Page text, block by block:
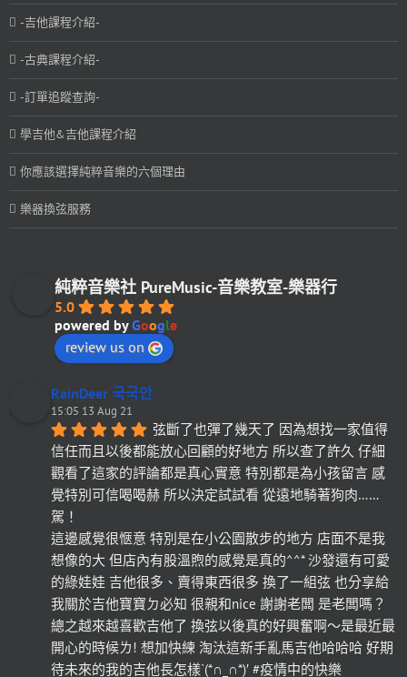
-吉他課程介紹-
-古典課程介紹-
-訂單追蹤查詢-
學吉他&吉他課程介紹
你應該選擇純粹音樂的六個理由
樂器換弦服務
純粹音樂社 PureMusic-音樂教室-樂器行
5.0
powered byGoogle
review us on
RainDeer 국국안
15:05 13 Aug 21
弦斷了也彈了幾天了 因為想找一家值得
信任而且以後都能放心回顧的好地方 所以查了許久 仔細
觀看了這家的評論都是真心實意 特別都是為小孩留言 感
覺特別可信喝喝赫 所以決定試試看 從遠地騎著狗肉……
駕！
這邊感覺很愜意 特別是在小公園散步的地方 店面不是我
想像的大 但店內有股溫煦的感覺是真的^^* 沙發還有可愛
的綠娃娃 吉他很多、賣得東西很多 換了一組弦 也分享給
我關於吉他寶寶ㄉ必知 很親和nice 謝謝老闆 是老闆嗎？
總之越來越喜歡吉他了 換弦以後真的好興奮啊～是最近最
開心的時候ㄌ! 想加快練 淘汰這新手亂馬吉他哈哈哈 好期
待未來的我的吉他長怎樣`(*∩_∩*)′ #疫情中的快樂